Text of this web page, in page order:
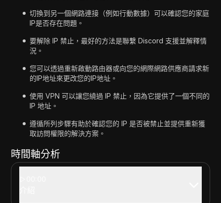
切換到另一個網路連接（例如行動數據）可以確認您的家庭
IP是否存在問題。
要解除 IP 禁止，最好的方法是聯繫 Discord 支援並解釋情
況。
您可以透過重新啟動路由器或向您的網際網路供應商請求新
的IP地址來更改您的IP地址。
使用 VPN 可以讓您繞過 IP 禁止，因為它提供了一個不同的
IP 地址。
遵循所列步驟有助於確認您的 IP 是否被禁止並提供重新獲
取訪問權限的解決方案。
時間軸分析